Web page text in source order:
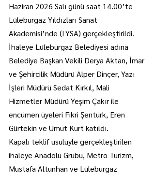
Haziran 2026 Salı günü saat 14.00’te
Lüleburgaz Yıldızları Sanat
Akademisi’nde (LYSA) gerçekleştirildi.
İhaleye Lüleburgaz Belediyesi adına
Belediye Başkan Vekili Derya Aktan, İmar
ve Şehircilik Müdürü Alper Dinçer, Yazı
İşleri Müdürü Sedat Kırkıl, Mali
Hizmetler Müdürü Yeşim Çakır ile
encümen üyeleri Fikri Şentürk, Eren
Gürtekin ve Umut Kurt katıldı.
Kapalı teklif usulüyle gerçekleştirilen
ihaleye Anadolu Grubu, Metro Turizm,
Mustafa Altunhan ve Lüleburgaz